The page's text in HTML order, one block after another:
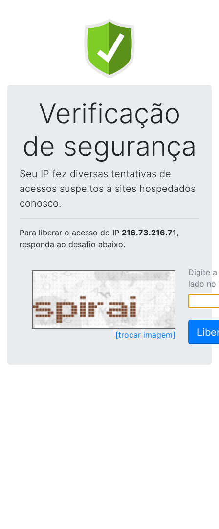
Verificação
de segurança
Seu IP fez diversas tentativas de
acessos suspeitos a sites hospedados
conosco.
Para liberar o acesso do IP 216.73.216.71,
responda ao desafio abaixo.
[trocar imagem]
Digite
lado no